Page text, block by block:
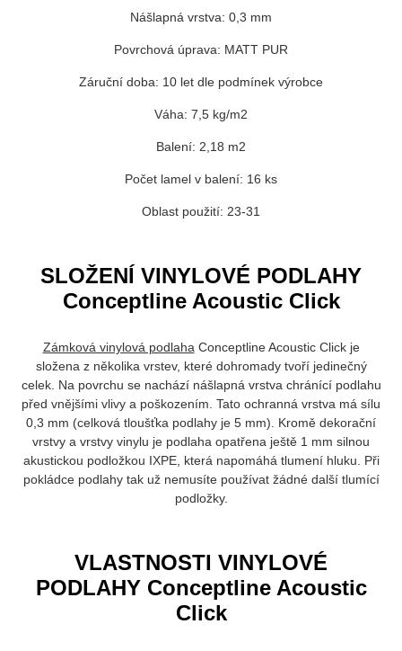
Nášlapná vrstva: 0,3 mm
Povrchová úprava: MATT PUR
Záruční doba: 10 let dle podmínek výrobce
Váha: 7,5 kg/m2
Balení: 2,18 m2
Počet lamel v balení: 16 ks
Oblast použití: 23-31
SLOŽENÍ VINYLOVÉ PODLAHY
Conceptline Acoustic Click
Zámková vinylová podlaha Conceptline Acoustic Click je
složena z několika vrstev, které dohromady tvoří jedinečný
celek. Na povrchu se nachází nášlapná vrstva chránící podlahu
před vnějšími vlivy a poškozením. Tato ochranná vrstva má sílu
0,3 mm (celková tloušťka podlahy je 5 mm). Kromě dekorační
vrstvy a vrstvy vinylu je podlaha opatřena ještě 1 mm silnou
akustickou podložkou IXPE, která napomáhá tlumení hluku. Při
pokládce podlahy tak už nemusíte používat žádné další tlumící
podložky.
VLASTNOSTI VINYLOVÉ
PODLAHY Conceptline Acoustic
Click